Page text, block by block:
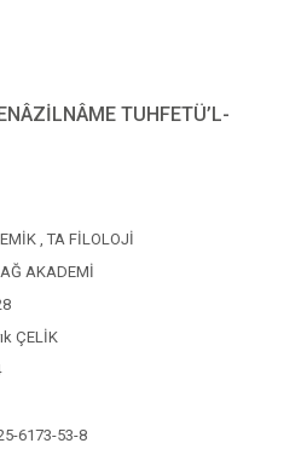
TUHFETÜ’L-
,TA FİLOLOJİ
AKADEMİ
ÇELİK
6173-53-8